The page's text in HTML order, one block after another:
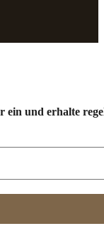
ein und erhalte